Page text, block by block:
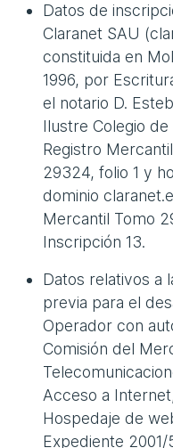
Datos de
Claranet SAU
constituida en
1996, por
el notario D.
Ilustre Colegio
Registro
29324, folio 1 y
dominio
Mercantil Tomo
Inscripción 13.
Datos relativos a
previa para el
Operador con
Comisión del
Acceso a
Hospedaje de
Expediente 2001/